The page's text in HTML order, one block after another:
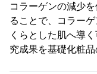
コラーゲンの減少
ることで、コラー
くらとした肌へ導
究成果を基礎化粧